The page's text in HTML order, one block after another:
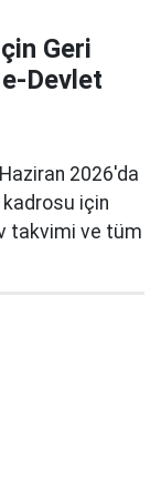
Geri
Devlet
2026'da
için
takvimi ve tüm